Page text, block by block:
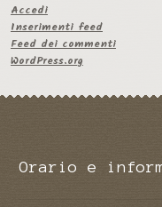
Accedi
Inserimenti feed
Feed dei commenti
WordPress.org
Orario e